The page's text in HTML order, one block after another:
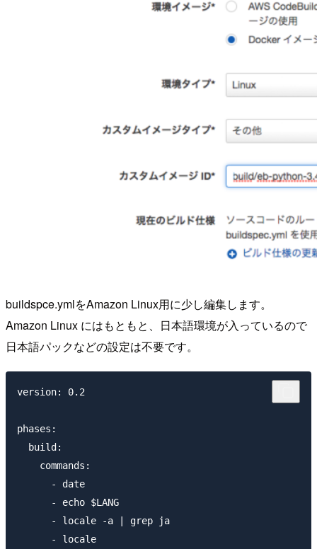
buildspce.ymlをAmazon Linux用に少し編集します。
Amazon Linux にはもともと、日本語環境が入っているので
日本語パックなどの設定は不要です。
version: 0.2
phases:
  build:
    commands:
      - date
      - echo $LANG
      - locale -a | grep ja
      - locale